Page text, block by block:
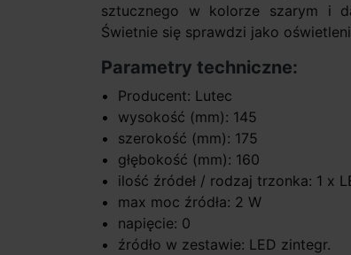
sztucznego w kolorze szarym i
Świetnie się sprawdzi jako
Parametry techniczne:
Producent: Lutec
wysokość (mm): 145
szerokość (mm): 175
głębokość (mm): 160
ilość źródeł / rodzaj trzonka: 1 x
max moc źródła: 2 W
napięcie: 0
źródło w zestawie: LED zintegr.